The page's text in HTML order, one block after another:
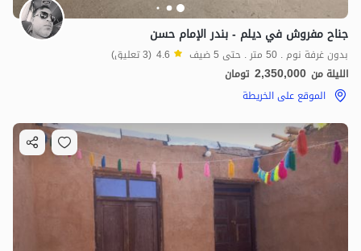
جناح مفروش في ديلم - بندر الإمام حسن
بدون غرفة نوم . 50 متر . حتى 5 ضيف 4.6 (3 تعليق)
الليلة من 2,350,000 تومان
الموقع على الخريطة